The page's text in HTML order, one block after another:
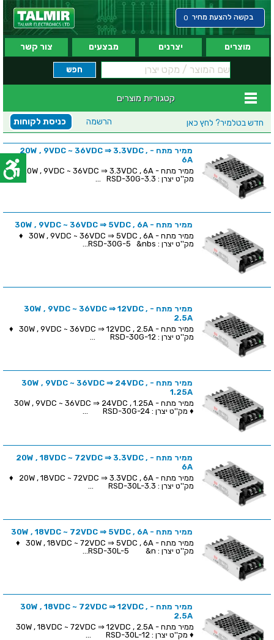
בקשה להצעת מחיר 0
מוצרים יצרנים מבצעים צור קשר
קטגוריות מוצרים
חדש בטלמיר? לחץ כאן כניסת לקוחות הרשמה
ממיר מתח - 20W , 9VDC ~ 36VDC ⇒ 3.3VDC ,
6A
ממיר מתח - 20W , 9VDC ~ 36VDC ⇒ 3.3VDC , 6A ♦
מק''ט יצרן : RSD-30G-3.3 ...
ממיר מתח - 30W , 9VDC ~ 36VDC ⇒ 5VDC , 6A
ממיר מתח - 30W , 9VDC ~ 36VDC ⇒ 5VDC , 6A ♦
מק''ט יצרן : RSD-30G-5 &nbs...
ממיר מתח - 30W , 9VDC ~ 36VDC ⇒ 12VDC ,
2.5A
ממיר מתח - 30W , 9VDC ~ 36VDC ⇒ 12VDC , 2.5A ♦
מק''ט יצרן : RSD-30G-12 ...
ממיר מתח - 30W , 9VDC ~ 36VDC ⇒ 24VDC ,
1.25A
♦ מק''ט יצרן : RSD-30G-24 ...
ממיר מתח - 20W , 18VDC ~ 72VDC ⇒ 3.3VDC ,
6A
ממיר מתח - 20W , 18VDC ~ 72VDC ⇒ 3.3VDC , 6A ♦
מק''ט יצרן : RSD-30L-3.3 ...
ממיר מתח - 30W , 18VDC ~ 72VDC ⇒ 5VDC , 6A
ממיר מתח - 30W , 18VDC ~ 72VDC ⇒ 5VDC , 6A ♦
מק''ט יצרן : RSD-30L-5 &n...
ממיר מתח - 30W , 18VDC ~ 72VDC ⇒ 12VDC ,
2.5A
♦ מק''ט יצרן : RSD-30L-12 ...